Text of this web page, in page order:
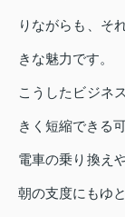
りながらも、そ
きな魅力です。
こうしたビジネ
きく短縮できる
電車の乗り換え
朝の支度にもゆ